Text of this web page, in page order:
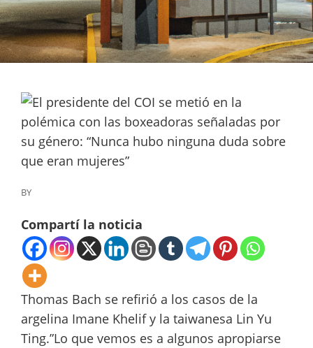
BY
Compartí la noticia
Thomas Bach se refirió a los casos de la
argelina Imane Khelif y la taiwanesa Lin Yu
Ting.”Lo que vemos es a algunos apropiarse